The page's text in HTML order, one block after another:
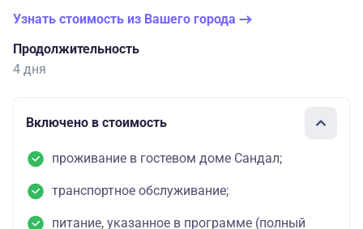
Узнать стоимость из Вашего города
Продолжительность
4 дня
Включено в стоимость
проживание в гостевом доме Сандал;
транспортное обслуживание;
питание, указанное в программе (полный